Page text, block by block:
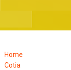
Home
Cotia